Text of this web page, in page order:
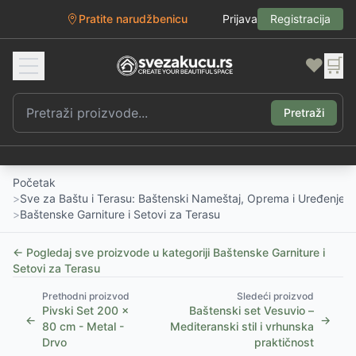
Pratite narudžbenicu Prijava Registracija
❤️ 🛒
Pretraži
Početak
>Sve za Baštu i Terasu: Baštenski Nameštaj, Oprema i Uređenje
>Baštenske Garniture i Setovi za Terasu
← Pogledaj sve proizvode u kategoriji Baštenske Garniture i
Setovi za Terasu
←
Prethodni proizvod
Pivski Set 200 x
80 cm - Metal -
Drvo
Sledeći proizvod
Baštenski set Vesuvio –
Mediteranski stil i vrhunska
praktičnost
→